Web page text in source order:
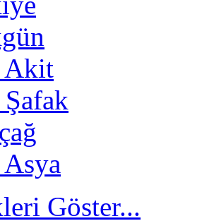
Akit
Göster...